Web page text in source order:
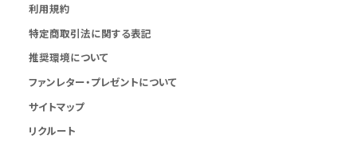
利用規約
特定商取引法に関する表記
推奨環境について
ファンレター・プレゼントについて
サイトマップ
リクルート